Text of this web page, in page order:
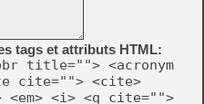
tags et attributs HTML:
title=""> <acronym
cite=""> <cite>
<em> <i> <q cite="">